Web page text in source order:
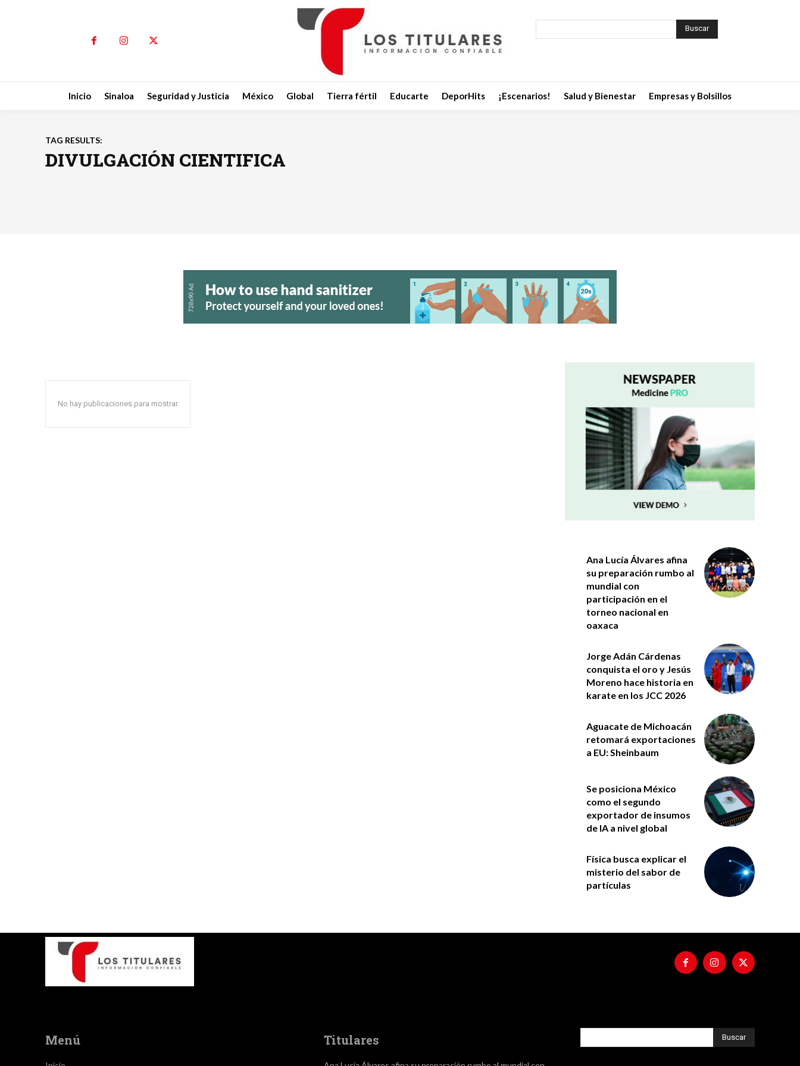
Buscar
Inicio Sinaloa Seguridad y Justicia México Global Tierra fértil Educarte DeporHits ¡Escenarios! Salud y Bienestar Empresas y Bolsillos
TAG RESULTS:
DIVULGACIÓN CIENTIFICA
No hay publicaciones para mostrar
Ana Lucía Álvares afina
su preparación rumbo al
mundial con
participación en el
torneo nacional en
oaxaca
Jorge Adán Cárdenas
conquista el oro y Jesús
Moreno hace historia en
karate en los JCC 2026
Aguacate de Michoacán
retomará exportaciones
a EU: Sheinbaum
Se posiciona México
como el segundo
exportador de insumos
de IA a nivel global
Física busca explicar el
misterio del sabor de
partículas
Menú Titulares Buscar